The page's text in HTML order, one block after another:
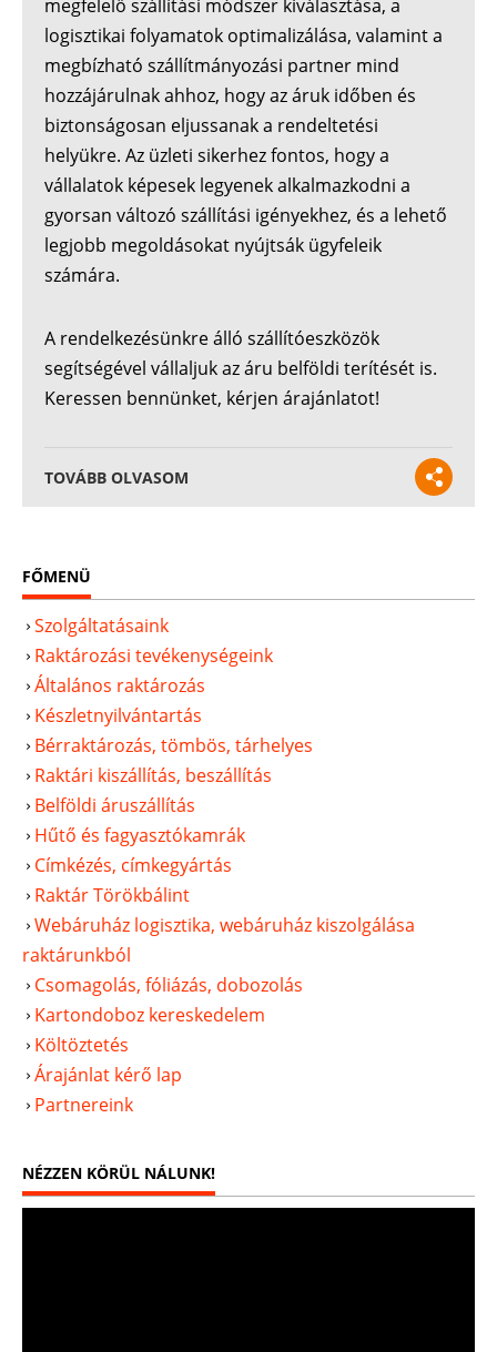
megfelelő szállítási módszer kiválasztása, a
logisztikai folyamatok optimalizálása, valamint a
megbízható szállítmányozási partner mind
hozzájárulnak ahhoz, hogy az áruk időben és
biztonságosan eljussanak a rendeltetési
helyükre. Az üzleti sikerhez fontos, hogy a
vállalatok képesek legyenek alkalmazkodni a
gyorsan változó szállítási igényekhez, és a lehető
legjobb megoldásokat nyújtsák ügyfeleik
számára.
A rendelkezésünkre álló szállítóeszközök
segítségével vállaljuk az áru belföldi terítését is.
Keressen bennünket, kérjen árajánlatot!
TOVÁBB OLVASOM
FŐMENÜ
Szolgáltatásaink
Raktározási tevékenységeink
Általános raktározás
Készletnyilvántartás
Bérraktározás, tömbös, tárhelyes
Raktári kiszállítás, beszállítás
Belföldi áruszállítás
Hűtő és fagyasztókamrák
Címkézés, címkegyártás
Raktár Törökbálint
Webáruház logisztika, webáruház kiszolgálása
raktárunkból
Csomagolás, fóliázás, dobozolás
Kartondoboz kereskedelem
Költöztetés
Árajánlat kérő lap
Partnereink
NÉZZEN KÖRÜL NÁLUNK!